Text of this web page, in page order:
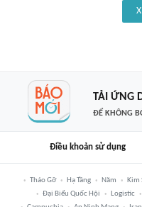
TẢI ỨNG
ĐỂ KHÔNG
Điều khoản sử dụng
Tháo Gỡ Hạ Tầng Năm Kim
Đại Biểu Quốc Hội
Logistic